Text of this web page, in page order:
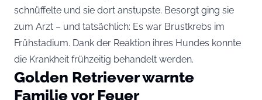
schnüffelte und sie dort anstupste. Besorgt ging sie
zum Arzt – und tatsächlich: Es war Brustkrebs im
Frühstadium. Dank der Reaktion ihres Hundes konnte
die Krankheit frühzeitig behandelt werden.
Golden Retriever warnte
Familie vor Feuer